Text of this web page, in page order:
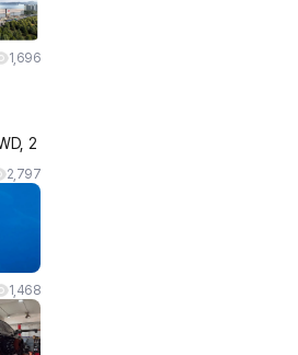
1,696
2,797
1,468